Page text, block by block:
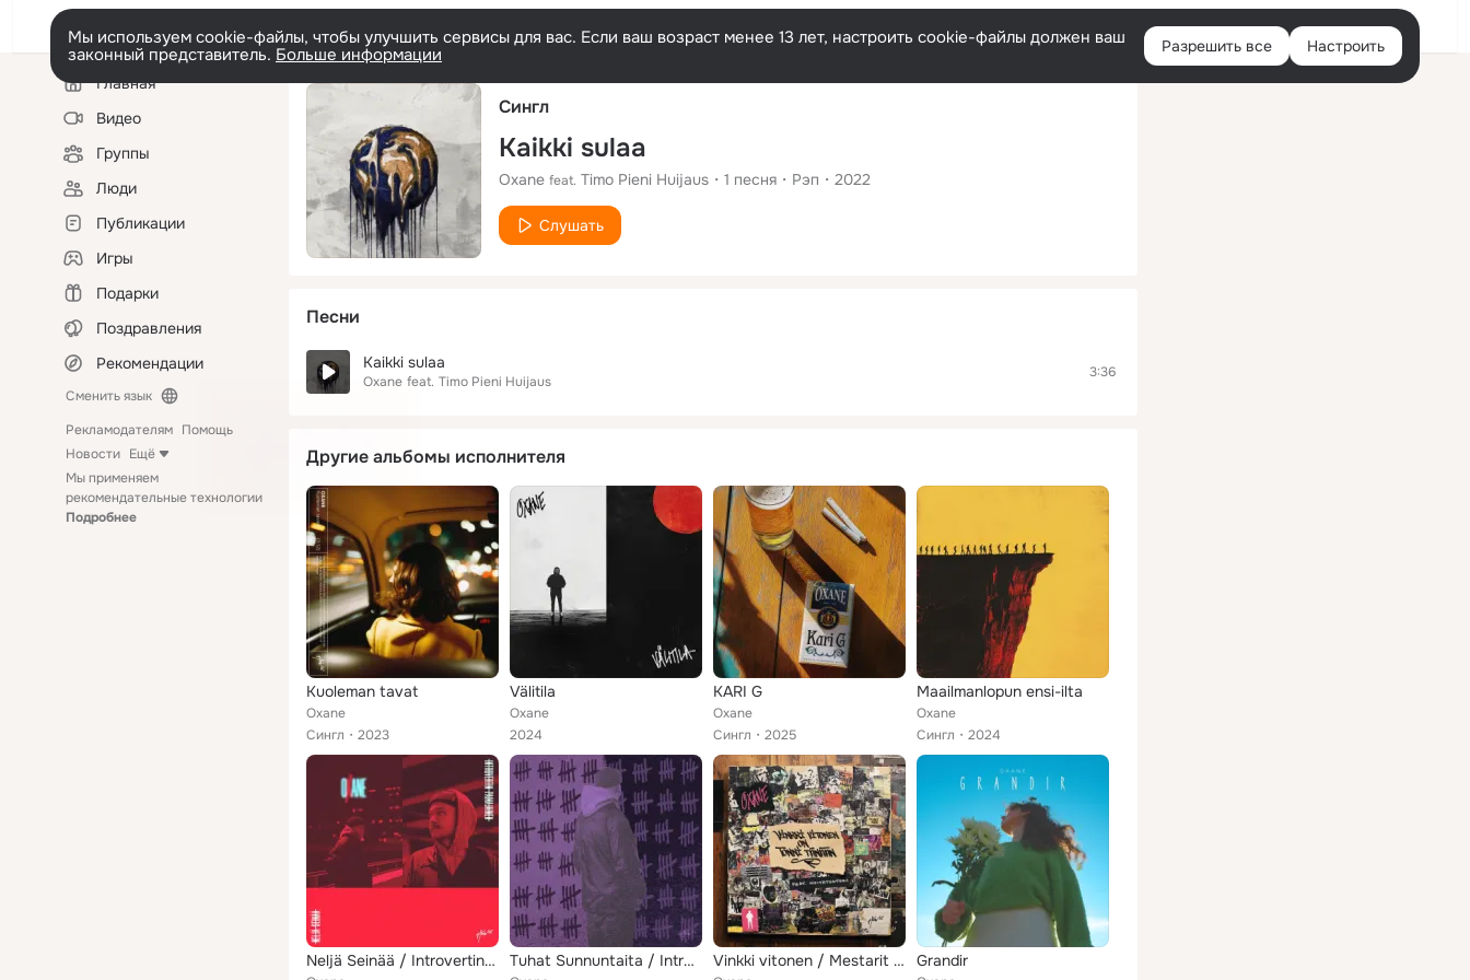
Русский Войти
Мы используем cookie-файлы, чтобы улучшить сервисы для вас. Если ваш возраст менее 13 лет, настроить cookie-файлы должен ваш
законный представитель. Больше информации Разрешить все Настроить
Левая
колонкаГлавная
Видео
Группы
Люди
Публикации
Игры
Подарки
Поздравления
Рекомендации
Сменить язык
Рекламодателям Помощь
Новости Ещё
Мы применяем
рекомендательные технологии
Подробнее
Сингл
Kaikki sulaa
Oxane feat. Timo Pieni Huijaus 1 песня Рэп 2022
Слушать
Песни
Kaikki sulaa
Oxane feat. Timo Pieni Huijaus
3:36
Другие альбомы исполнителя
Kuoleman tavat
Oxane
Сингл
2023
Välitila
Oxane
2024
KARI G
Oxane
Сингл
2025
Maailmanlopun ensi-ilta
Oxane
Сингл
2024
Neljä Seinää / Introvertin Painajainen Tuhat Sunnuntaita / Introvertin Painajainen (Temper2 Grime Flip) Vinkki vitonen / Mestarit raataa Grandir